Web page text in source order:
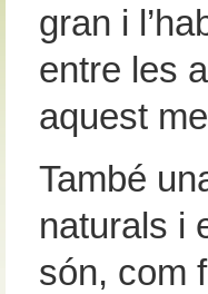
gran i
entre les
aquest
També
naturals i
són, com